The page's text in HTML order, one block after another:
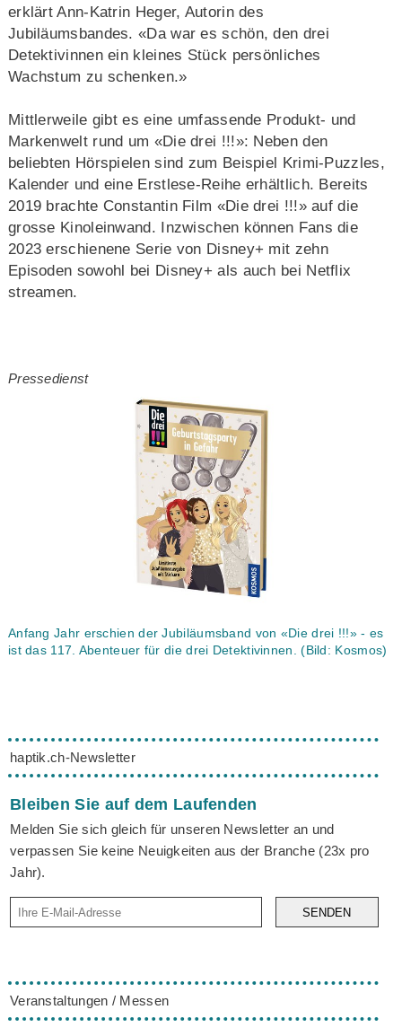
erklärt Ann-Katrin Heger, Autorin des
Jubiläumsbandes. «Da war es schön, den drei
Detektivinnen ein kleines Stück persönliches
Wachstum zu schenken.»
Mittlerweile gibt es eine umfassende Produkt- und
Markenwelt rund um «Die drei !!!»: Neben den
beliebten Hörspielen sind zum Beispiel Krimi-Puzzles,
Kalender und eine Erstlese-Reihe erhältlich. Bereits
2019 brachte Constantin Film «Die drei !!!» auf die
grosse Kinoleinwand. Inzwischen können Fans die
2023 erschienene Serie von Disney+ mit zehn
Episoden sowohl bei Disney+ als auch bei Netflix
streamen.
Pressedienst
Anfang Jahr erschien der Jubiläumsband von «Die drei !!!» - es
ist das 117. Abenteuer für die drei Detektivinnen. (Bild: Kosmos)
haptik.ch-Newsletter
Bleiben Sie auf dem Laufenden
Melden Sie sich gleich für unseren Newsletter an und
verpassen Sie keine Neuigkeiten aus der Branche (23x pro
Jahr).
SENDEN
Veranstaltungen / Messen